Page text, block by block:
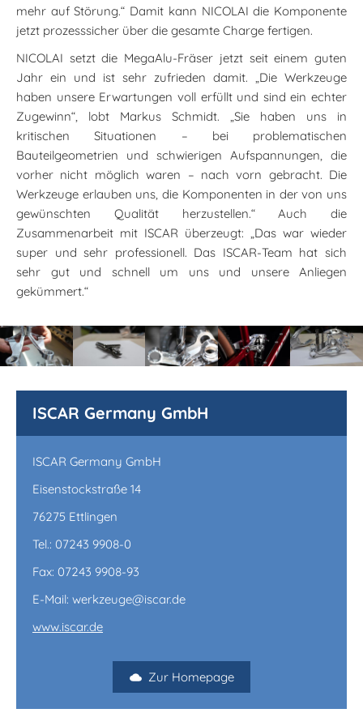
mehr auf Störung.“ Damit kann NICOLAI die Komponente
jetzt prozesssicher über die gesamte Charge fertigen.
NICOLAI setzt die MegaAlu-Fräser jetzt seit einem guten
Jahr ein und ist sehr zufrieden damit. „Die Werkzeuge
haben unsere Erwartungen voll erfüllt und sind ein echter
Zugewinn“, lobt Markus Schmidt. „Sie haben uns in
kritischen Situationen – bei problematischen
Bauteilgeometrien und schwierigen Aufspannungen, die
vorher nicht möglich waren – nach vorn gebracht. Die
Werkzeuge erlauben uns, die Komponenten in der von uns
gewünschten Qualität herzustellen.“ Auch die
Zusammenarbeit mit ISCAR überzeugt: „Das war wieder
super und sehr professionell. Das ISCAR-Team hat sich
sehr gut und schnell um uns und unsere Anliegen
gekümmert.“
ISCAR Germany GmbH
ISCAR Germany GmbH
Eisenstockstraße 14
76275 Ettlingen
Tel.: 07243 9908-0
Fax: 07243 9908-93
E-Mail: werkzeuge@iscar.de
www.iscar.de
Zur Homepage